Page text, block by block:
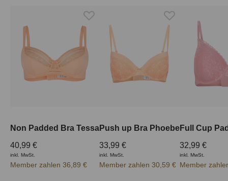
Non Padded Bra Tessa
40,99 €
inkl. MwSt.
Member zahlen 36,89 €
Push up Bra Phoebe
33,99 €
inkl. MwSt.
Member zahlen 30,59 €
32,99 €
inkl. MwSt.
Member